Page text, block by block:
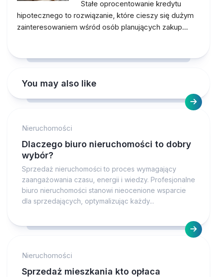
Stałe oprocentowanie kredytu
hipotecznego to rozwiązanie, które cieszy się dużym
zainteresowaniem wśród osób planujących zakup…
You may also like
Nieruchomości
Dlaczego biuro nieruchomości to dobry
wybór?
Sprzedaż nieruchomości to proces wymagający
zaangażowania czasu, energii i wiedzy. Profesjonalne
biuro nieruchomości stanowi nieocenione wsparcie
dla sprzedających, optymalizując każdy...
Nieruchomości
Sprzedaż mieszkania kto opłaca